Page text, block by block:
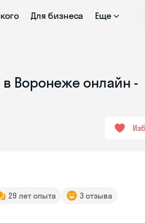
Для бизнеса Еще
в Воронеже онлайн -
29 лет опыта 3 отзыва